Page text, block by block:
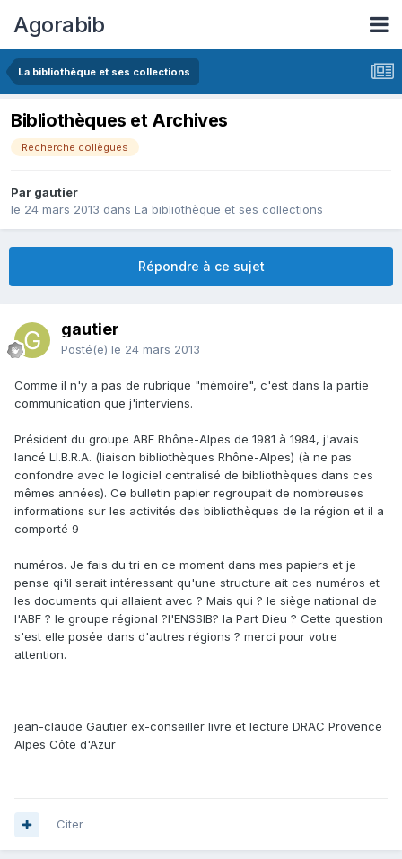
Agorabib
La bibliothèque et ses collections
Bibliothèques et Archives
Recherche collègues
Par gautier
le 24 mars 2013 dans La bibliothèque et ses collections
Répondre à ce sujet
gautier
Posté(e) le 24 mars 2013
Comme il n'y a pas de rubrique "mémoire", c'est dans la partie
communication que j'interviens.
Président du groupe ABF Rhône-Alpes de 1981 à 1984, j'avais
lancé LI.B.R.A. (liaison bibliothèques Rhône-Alpes) (à ne pas
confondre avec le logiciel centralisé de bibliothèques dans ces
mêmes années). Ce bulletin papier regroupait de nombreuses
informations sur les activités des bibliothèques de la région et il a
comporté 9
numéros. Je fais du tri en ce moment dans mes papiers et je
pense qi'il serait intéressant qu'une structure ait ces numéros et
les documents qui allaient avec ? Mais qui ? le siège national de
l'ABF ? le groupe régional ?l'ENSSIB? la Part Dieu ? Cette question
s'est elle posée dans d'autres régions ? merci pour votre
attention.
jean-claude Gautier ex-conseiller livre et lecture DRAC Provence
Alpes Côte d'Azur
Citer